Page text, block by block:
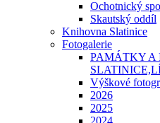
Ochotnický
Skautský oddíl
Knihovna Slatinice
Fotogalerie
PAMÁTKY A
Výškové
2026
2025
2024